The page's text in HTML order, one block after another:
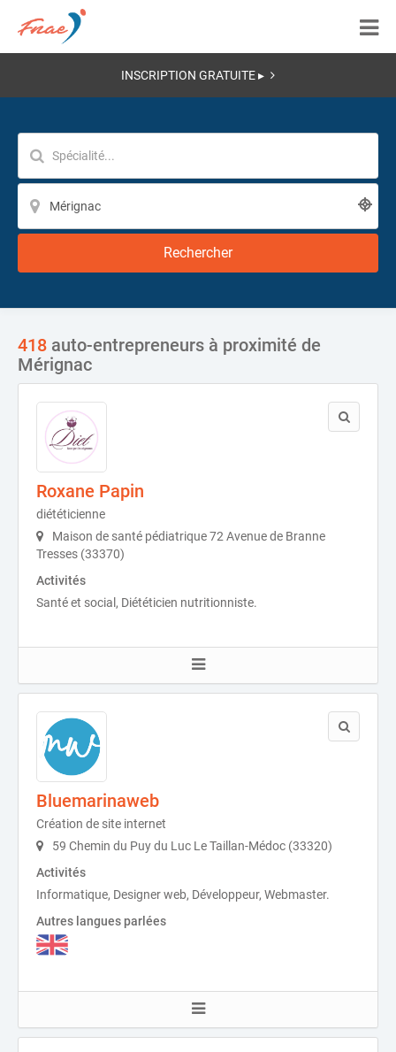
INSCRIPTION GRATUITE ▸
Rechercher
418 auto-entrepreneurs à proximité de
Mérignac
Roxane Papin
diététicienne
Maison de santé pédiatrique 72 Avenue de Branne
Tresses (33370)
Activités
Santé et social, Diététicien nutritionniste.
Bluemarinaweb
Création de site internet
59 Chemin du Puy du Luc Le Taillan-Médoc (33320)
Activités
Informatique, Designer web, Développeur, Webmaster.
Autres langues parlées